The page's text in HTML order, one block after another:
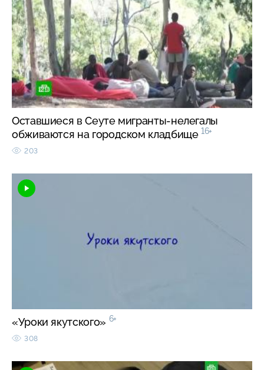
Оставшиеся в Сеуте мигранты-нелегалы
обживаются на городском кладбище 16+
203
«Уроки якутского» 6+
308